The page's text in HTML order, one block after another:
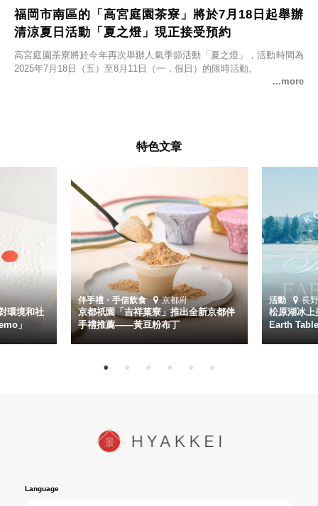
福岡市南區的「高宮庭園茶寮」將於7月18日起舉辦
清涼夏日活動「夏之燈」現正接受預約
高宮庭園茶寮將於今年再次舉辦人氣季節活動「夏之燈」，活動時間為
2025年7月18日（五）至8月11日（一，假日）的限時活動。
特色文章
環境和社
」
伴手禮・手信飲食 京都府
京都祇園「吉祥菓寮」推出全新京都伴
手禮推薦——黃豆粉布丁
活動 長
松原湖冰
Earth
Language